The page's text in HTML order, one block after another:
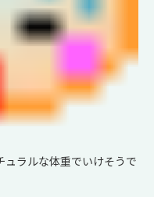
ラルな体重でいけそうで